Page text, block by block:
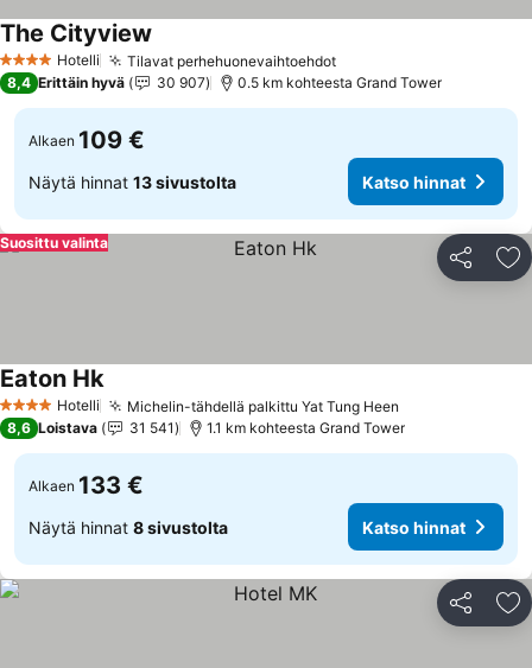
4 Tähtiluokitus
Hotelli Tilavat perhehuonevaihtoehdot
The Cityview
8,4 Erittäin hyvä 30 907 0.5 km kohteesta Grand Tower
Alkaen 109 €
Näytä hinnat 13 sivustolta Katso hinnat
Jaa
Suosittu valinta
4 Tähtiluokitus
Hotelli Michelin-tähdellä palkittu Yat Tung Heen
Eaton Hk
8,6 Loistava 31 541 1.1 km kohteesta Grand Tower
Alkaen 133 €
Näytä hinnat 8 sivustolta Katso hinnat
Jaa